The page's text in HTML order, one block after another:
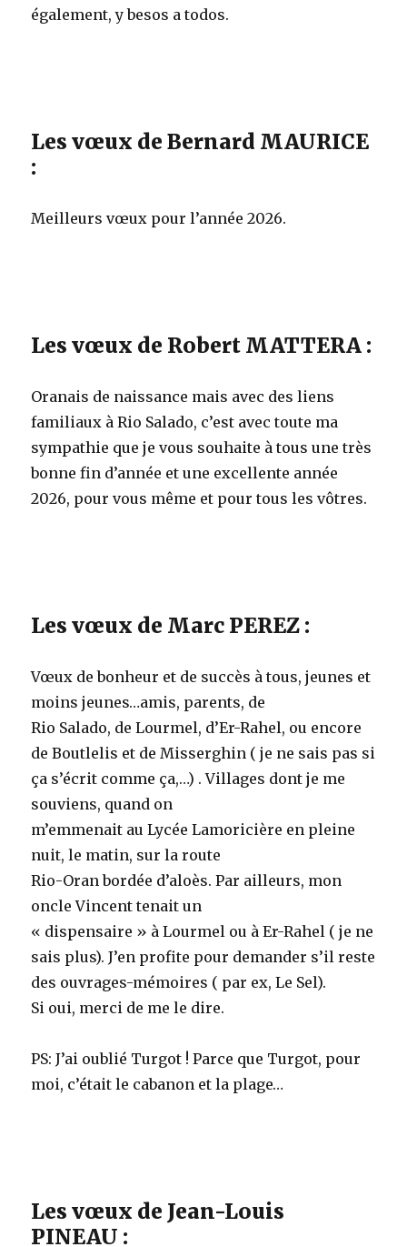
également, y besos a todos.
Les vœux de Bernard MAURICE
:
Meilleurs vœux pour l’année 2026.
Les vœux de Robert MATTERA :
Oranais de naissance mais avec des liens
familiaux à Rio Salado, c’est avec toute ma
sympathie que je vous souhaite à tous une très
bonne fin d’année et une excellente année
2026, pour vous même et pour tous les vôtres.
Les vœux de Marc PEREZ :
Vœux de bonheur et de succès à tous, jeunes et
moins jeunes…amis, parents, de
Rio Salado, de Lourmel, d’Er-Rahel, ou encore
de Boutlelis et de Misserghin ( je ne sais pas si
ça s’écrit comme ça,…) . Villages dont je me
souviens, quand on
m’emmenait au Lycée Lamoricière en pleine
nuit, le matin, sur la route
Rio-Oran bordée d’aloès. Par ailleurs, mon
oncle Vincent tenait un
« dispensaire » à Lourmel ou à Er-Rahel ( je ne
sais plus). J’en profite pour demander s’il reste
des ouvrages-mémoires ( par ex, Le Sel).
Si oui, merci de me le dire.
PS: J’ai oublié Turgot ! Parce que Turgot, pour
moi, c’était le cabanon et la plage…
Les vœux de Jean-Louis
PINEAU :